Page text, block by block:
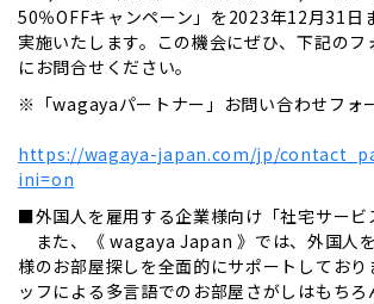
50％OFFキャンペーン」を2023年12月31日
実施いたします。この機会にぜひ、下記のフ
にお問合せください。
※「wagayaパートナー」お問い合わせフォ
https://wagaya-japan.com/jp/
ini=on
■外国人を雇用する企業様向け「社宅サービ
また、《 wagaya Japan 》では、外国人
様のお部屋探しを全面的にサポートしており
ッフによる多言語でのお部屋さがしはもち